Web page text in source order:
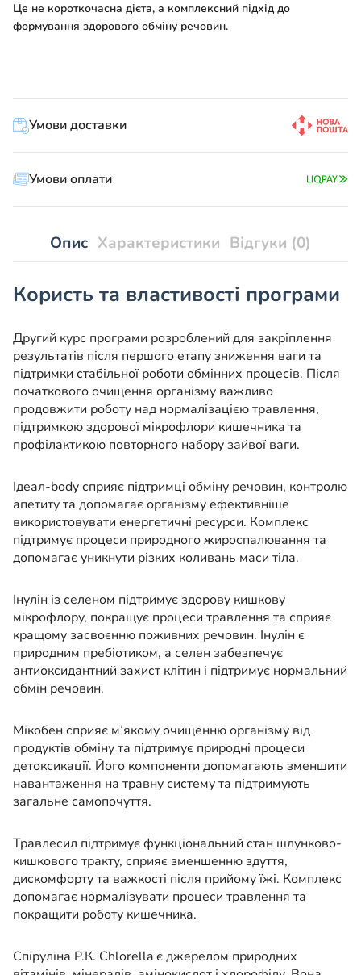
Це не короткочасна дієта, а комплексний підхід до
формування здорового обміну речовин.
Умови доставки
Умови оплати
Опис Характеристики Відгуки (0)
Користь та властивості програми
Другий курс програми розроблений для закріплення
результатів після першого етапу зниження ваги та
підтримки стабільної роботи обмінних процесів. Після
початкового очищення організму важливо
продовжити роботу над нормалізацією травлення,
підтримкою здорової мікрофлори кишечника та
профілактикою повторного набору зайвої ваги.
Ідеал-body сприяє підтримці обміну речовин, контролю
апетиту та допомагає організму ефективніше
використовувати енергетичні ресурси. Комплекс
підтримує процеси природного жироспалювання та
допомагає уникнути різких коливань маси тіла.
Інулін із селеном підтримує здорову кишкову
мікрофлору, покращує процеси травлення та сприяє
кращому засвоєнню поживних речовин. Інулін є
природним пребіотиком, а селен забезпечує
антиоксидантний захист клітин і підтримує нормальний
обмін речовин.
Мікобен сприяє м’якому очищенню організму від
продуктів обміну та підтримує природні процеси
детоксикації. Його компоненти допомагають зменшити
навантаження на травну систему та підтримують
загальне самопочуття.
Травлесил підтримує функціональний стан шлунково-
кишкового тракту, сприяє зменшенню здуття,
дискомфорту та важкості після прийому їжі. Комплекс
допомагає нормалізувати процеси травлення та
покращити роботу кишечника.
Спіруліна Р.К. Chlorella є джерелом природних